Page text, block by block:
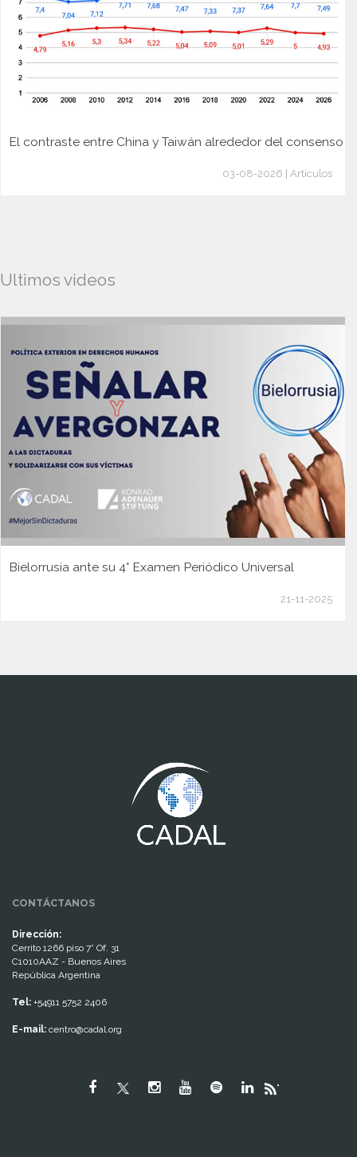
El contraste entre China y Taiwán alrededor del consenso
03-08-2026 | Artículos
Ultimos videos
Bielorrusia ante su 4° Examen Periódico Universal
21-11-2025
CONTÁCTANOS
Dirección:
Cerrito 1266 piso 7° Of. 31
C1010AAZ - Buenos Aires
República Argentina
Tel: +54911 5752 2406
E-mail: centro@cadal.org
"